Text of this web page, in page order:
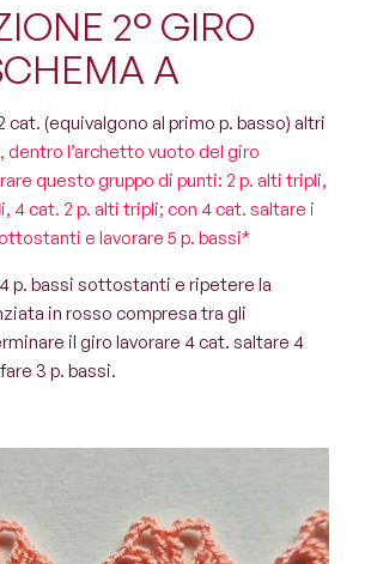
2° GIRO
A
cat. (equivalgono al primo p. basso) altri
dentro l’archetto vuoto del giro
questo gruppo di punti: 2 p. alti tripli,
4 cat. 2 p. alti tripli; con 4 cat. saltare i
e lavorare 5 p. bassi*
p. bassi sottostanti e ripetere la
in rosso compresa tra gli
il giro lavorare 4 cat. saltare 4
3 p. bassi.